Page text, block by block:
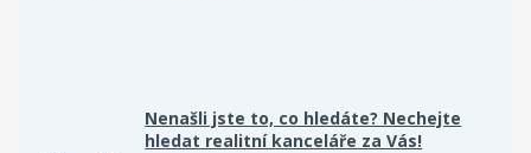
Nenašli jste to, co hledáte? Nechejte
hledat realitní kanceláře za Vás!